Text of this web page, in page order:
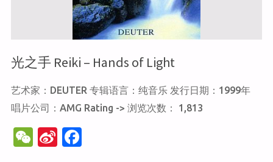
线
1
DISTANT
光之手 Reiki – Hands of Light
艺术家：DEUTER 专辑语言：纯音乐 发行日期：1999年
唱片公司：AMG Rating -> 浏览次数： 1,813
W
Si